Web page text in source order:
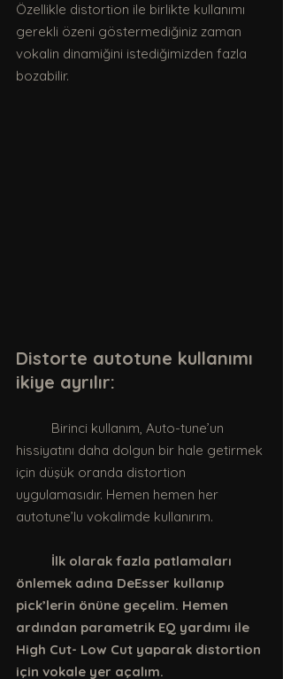
Özellikle distortion ile birlikte kullanımı
gerekli özeni göstermediğiniz zaman
vokalin dinamiğini istediğimizden fazla
bozabilir.
Distorte autotune kullanımı
ikiye ayrılır:
hissiyatını daha dolgun bir hale getirmek
için düşük oranda distortion
uygulamasıdır. Hemen hemen her
autotune’lu vokalimde kullanırım.
İlk olarak fazla patlamaları
önlemek adına DeEsser kullanıp
pick’lerin önüne geçelim. Hemen
ardından parametrik EQ yardımı ile
High Cut- Low Cut yaparak distortion
için vokale yer açalım.